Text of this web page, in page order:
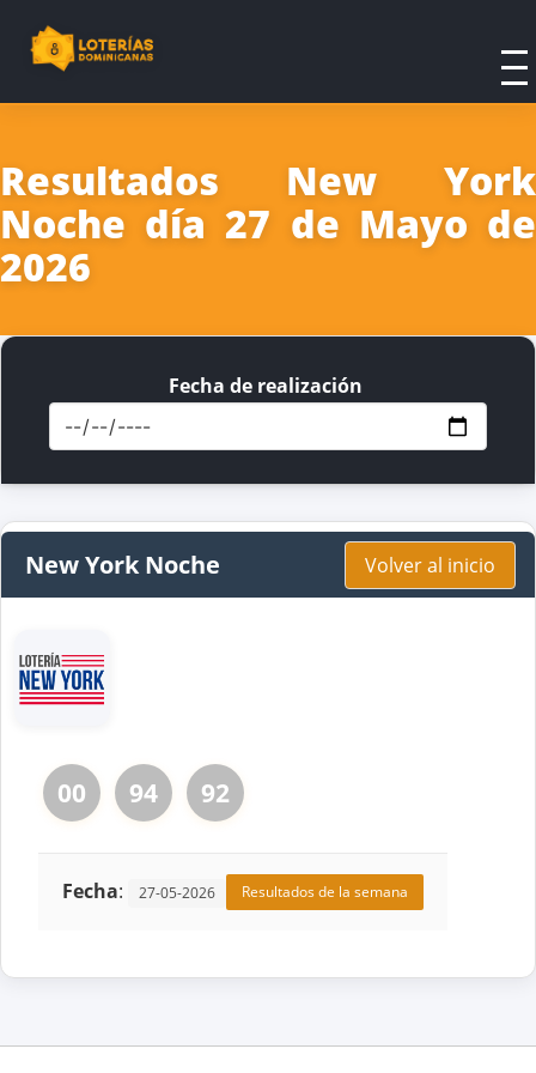
Resultados New York
Noche día 27 de Mayo de
2026
Fecha de realización
New York Noche Volver al inicio
00 94 92
Fecha: 27-05-2026 Resultados de la semana